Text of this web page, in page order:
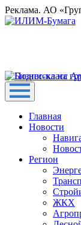
Реклама. АО
Главная
Новости
Регион
ЖКХ